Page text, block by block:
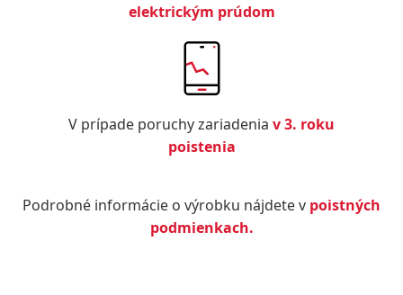
elektrickým prúdom
V prípade poruchy zariadenia v 3. roku
poistenia
Podrobné informácie o výrobku nájdete v poistných
podmienkach.